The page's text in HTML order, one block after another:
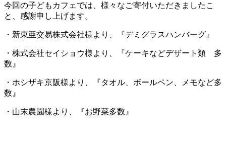
今回の子どもカフェでは、様々なご寄付いただきましたこ
と、感謝申し上げます。
・新東亜交易株式会社様より、『デミグラスハンバーグ』
・株式会社セイショウ様より、『ケーキなどデザート類 多
数』
・ホシザキ京阪様より、『タオル、ボールペン、メモなど多
数』
・山末農園様より、『お野菜多数』